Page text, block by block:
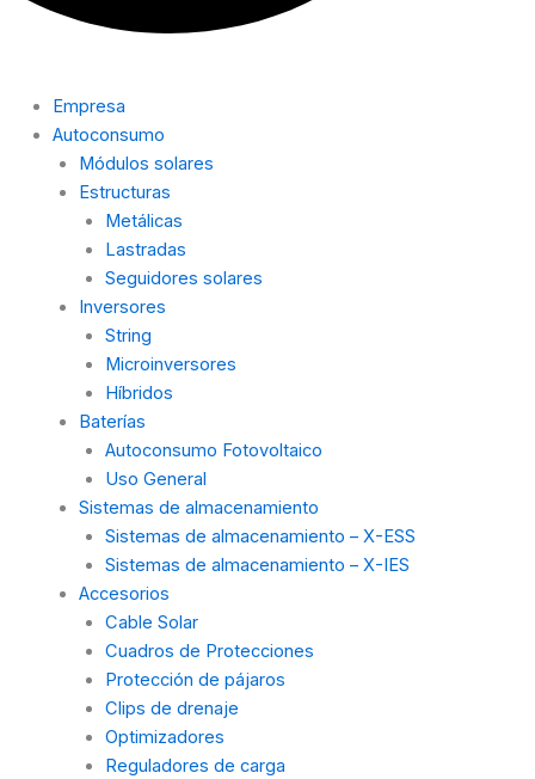
Empresa
Autoconsumo
Módulos solares
Estructuras
Metálicas
Lastradas
Seguidores solares
Inversores
String
Microinversores
Híbridos
Baterías
Autoconsumo Fotovoltaico
Uso General
Sistemas de almacenamiento
Sistemas de almacenamiento – X-ESS
Sistemas de almacenamiento – X-IES
Accesorios
Cable Solar
Cuadros de Protecciones
Protección de pájaros
Clips de drenaje
Optimizadores
Reguladores de carga